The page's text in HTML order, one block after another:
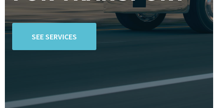
SEE SERVICES